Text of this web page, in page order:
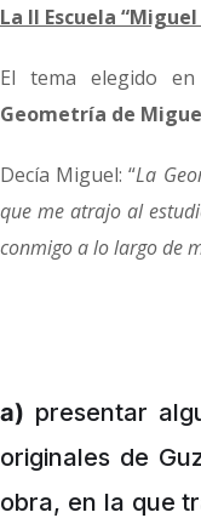
La II Escuela
El tema elegido
Geometría de
Decía Miguel: “La
que me atrajo al
conmigo a lo largo de
a) presentar
originales de
obra, en la que